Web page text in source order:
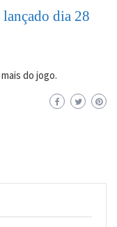
dia 28
do jogo.